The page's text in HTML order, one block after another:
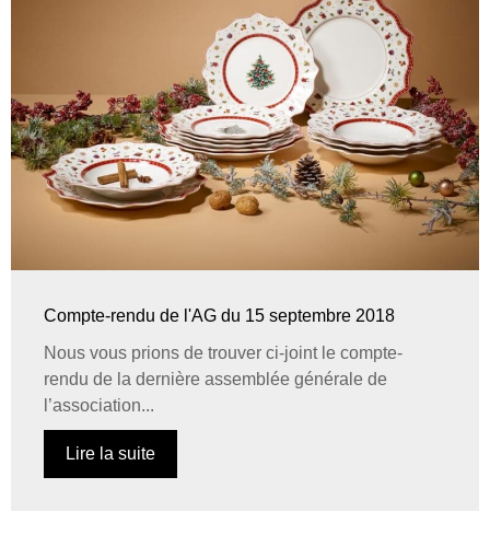
Compte-rendu de l'AG du 15 septembre 2018
Nous vous prions de trouver ci-joint le compte-
rendu de la dernière assemblée générale de
l’association...
Lire la suite